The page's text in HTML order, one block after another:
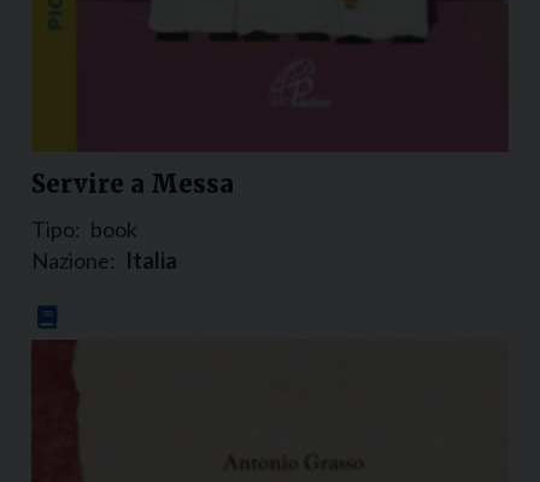
Servire a Messa
Tipo: book
Nazione: Italia